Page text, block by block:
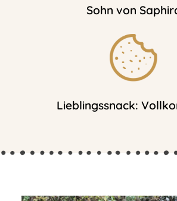
Sohn von
Lieblingssnack: